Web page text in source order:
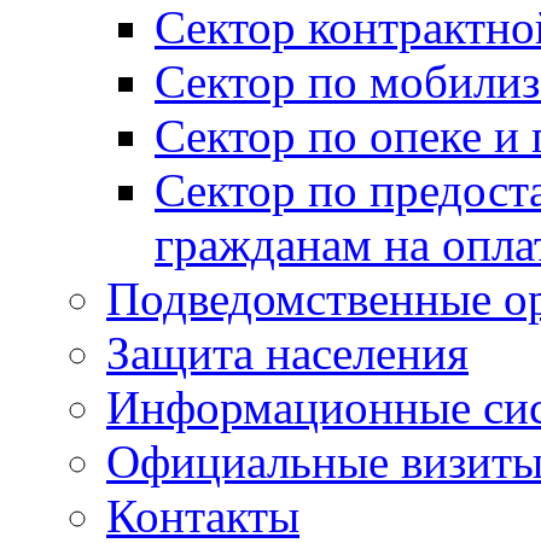
Сектор
Сектор по
Сектор по опеке и
Сектор по
гражданам на
Подведомственные
Защита населения
Информационные
Официальные
Контакты